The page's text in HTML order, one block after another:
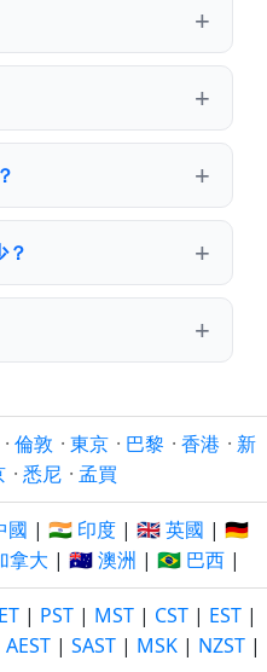
？
· 倫敦 · 東京 · 巴黎 · 香港 · 新
· 悉尼 · 孟買
國 | 🇮🇳 印度 | 🇬🇧 英國 | 🇩🇪
拿大 | 🇦🇺 澳洲 | 🇧🇷 巴西 |
| PST | MST | CST | EST |
AEST | SAST | MSK | NZST |